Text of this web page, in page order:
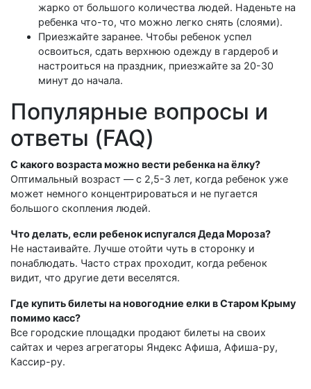
жарко от большого количества людей. Наденьте на
ребенка что-то, что можно легко снять (слоями).
Приезжайте заранее. Чтобы ребенок успел
освоиться, сдать верхнюю одежду в гардероб и
настроиться на праздник, приезжайте за 20-30
минут до начала.
Популярные вопросы и
ответы (FAQ)
С какого возраста можно вести ребенка на ёлку?
Оптимальный возраст — с 2,5-3 лет, когда ребенок уже
может немного концентрироваться и не пугается
большого скопления людей.
Что делать, если ребенок испугался Деда Мороза?
Не настаивайте. Лучше отойти чуть в сторонку и
понаблюдать. Часто страх проходит, когда ребенок
видит, что другие дети веселятся.
Где купить билеты на новогодние елки в Старом Крыму
помимо касс?
Все городские площадки продают билеты на своих
сайтах и через агрегаторы Яндекс Афиша, Афиша-ру,
Кассир-ру.